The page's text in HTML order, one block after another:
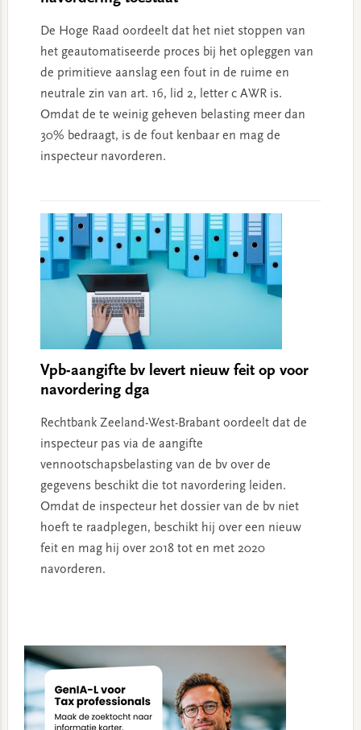
De Hoge Raad oordeelt dat het niet stoppen van
het geautomatiseerde proces bij het opleggen van
de primitieve aanslag een fout in de ruime en
neutrale zin van art. 16, lid 2, letter c AWR is.
Omdat de te weinig geheven belasting meer dan
30% bedraagt, is de fout kenbaar en mag de
inspecteur navorderen.
Vpb-aangifte bv levert nieuw feit op voor
navordering dga
Rechtbank Zeeland-West-Brabant oordeelt dat de
inspecteur pas via de aangifte
vennootschapsbelasting van de bv over de
gegevens beschikt die tot navordering leiden.
Omdat de inspecteur het dossier van de bv niet
hoeft te raadplegen, beschikt hij over een nieuw
feit en mag hij over 2018 tot en met 2020
navorderen.
Sidebar